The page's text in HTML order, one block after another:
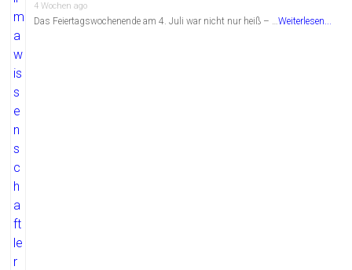
4 Wochen ago
Das Feiertagswochenende am 4. Juli war nicht nur heiß – …Weiterlesen...